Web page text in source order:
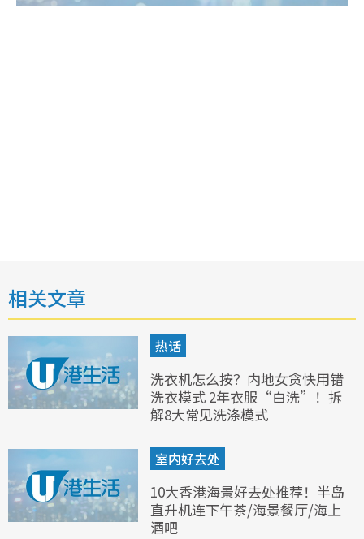
相关文章
热话
洗衣机怎么按？内地女贪快用错
洗衣模式 2年衣服“白洗”！拆
解8大常见洗涤模式
室内好去处
10大香港海景好去处推荐！半岛
直升机连下午茶/海景餐厅/海上
酒吧